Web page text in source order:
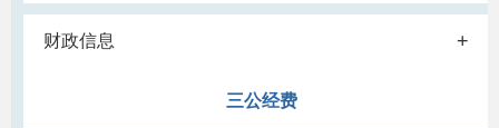
财政信息 +
三公经费